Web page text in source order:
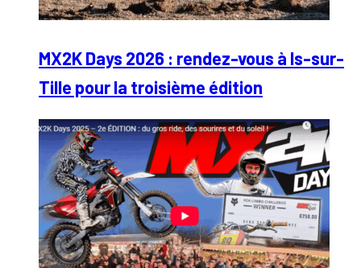
MX2K Days 2026 : rendez-vous à Is-sur-
Tille pour la troisième édition